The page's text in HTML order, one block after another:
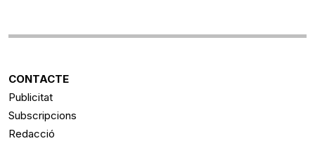
CONTACTE
Publicitat
Subscripcions
Redacció